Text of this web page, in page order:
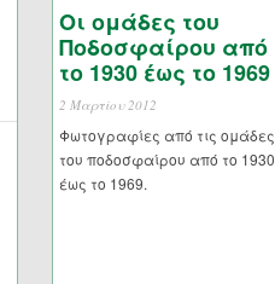
Οι ομάδες του
Ποδοσφαίρου από
το 1930 έως το 1969
2 Μαρτίου 2012
Φωτογραφίες από τις ομάδες
του ποδοσφαίρου από το 1930
έως το 1969.